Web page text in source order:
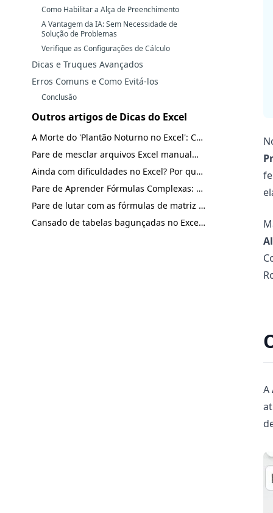
Como Habilitar a Alça de Preenchimento
A Vantagem da IA: Sem Necessidade de
Solução de Problemas
Verifique as Configurações de Cálculo
Dicas e Truques Avançados
Erros Comuns e Como Evitá-los
Conclusão
Outros artigos de Dicas do Excel
A Morte do 'Plantão Noturno no Excel': Como a IA Recupera 10 Horas do Seu Fim de Semana.
Pare de mesclar arquivos Excel manualmente. Faça-o com uma única frase.
Ainda com dificuldades no Excel? Por que a IA é a atualização de competências que você precisa
Pare de Aprender Fórmulas Complexas: Como a IA do Excel Impulsiona sua Carreira
Pare de lutar com as fórmulas de matriz dinâmica do Excel: veja como a IA pode fazer isso por você
Cansado de tabelas bagunçadas no Excel? Despivotar seus dados em segundos com IA
A